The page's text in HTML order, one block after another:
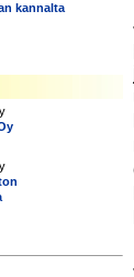
kannalta